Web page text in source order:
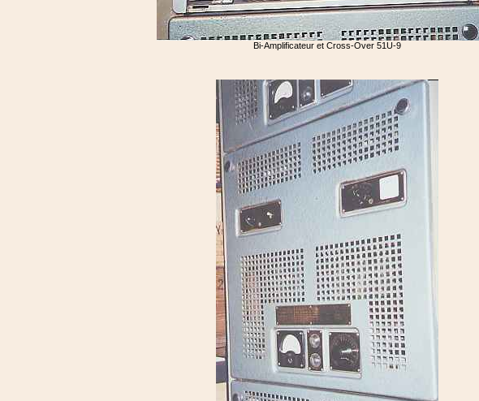
Bi-Amplificateur et Cross-Over 51U-9